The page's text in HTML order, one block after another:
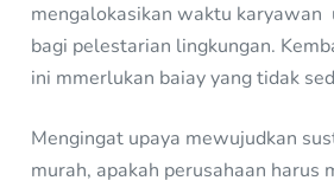
mengalokasikan waktu karyawan
bagi pelestarian lingkungan.
ini mmerlukan baiay yang tidak
Mengingat upaya mewujudkan
murah, apakah perusahaan harus